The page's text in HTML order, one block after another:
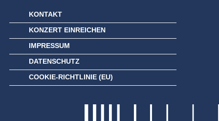
KONTAKT
KONZERT EINREICHEN
IMPRESSUM
DATENSCHUTZ
COOKIE-RICHTLINIE (EU)